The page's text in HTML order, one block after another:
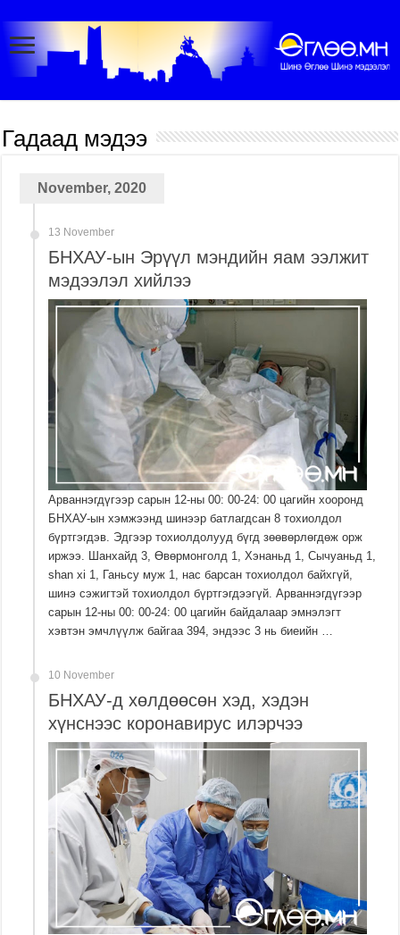
Гадаад мэдээ
November, 2020
13 November
БНХАУ-ын Эрүүл мэндийн яам ээлжит
мэдээлэл хийлээ
Арваннэгдүгээр сарын 12-ны 00: 00-24: 00 цагийн хооронд
БНХАУ-ын хэмжээнд шинээр батлагдсан 8 тохиолдол
бүртгэгдэв. Эдгээр тохиолдолууд бүгд зөөвөрлөгдөж орж
иржээ. Шанхайд 3, Өвөрмонголд 1, Хэнаньд 1, Сычуаньд 1,
shan xi 1, Ганьсу муж 1, нас барсан тохиолдол байхгүй,
шинэ сэжигтэй тохиолдол бүртгэгдээгүй. Арваннэгдүгээр
сарын 12-ны 00: 00-24: 00 цагийн байдалаар эмнэлэгт
хэвтэн эмчлүүлж байгаа 394, эндээс 3 нь биеийн …
10 November
БНХАУ-д хөлдөөсөн хэд, хэдэн
хүнснээс коронавирус илэрчээ